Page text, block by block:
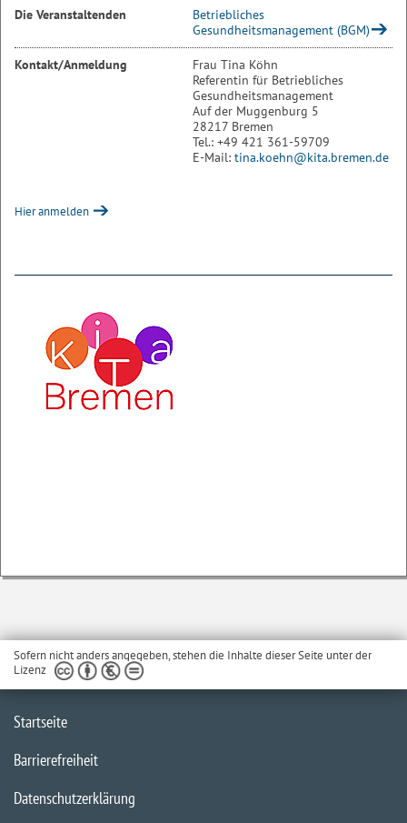
Die Veranstaltenden
Betriebliches
Gesundheitsmanagement (BGM)
Kontakt/Anmeldung
Frau Tina Köhn
Referentin für Betriebliches
Gesundheitsmanagement
Auf der Muggenburg 5
28217 Bremen
Tel.: +49 421 361-59709
E-Mail: tina.koehn@kita.bremen.de
Hier anmelden
Sofern nicht anders angegeben, stehen die Inhalte dieser Seite unter der
Lizenz
Startseite
Barrierefreiheit
Datenschutzerklärung